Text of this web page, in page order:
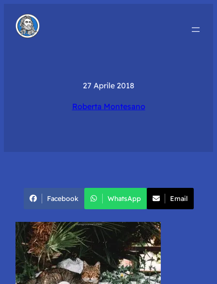
27 Aprile 2018
Roberta Montesano
Facebook WhatsApp Email